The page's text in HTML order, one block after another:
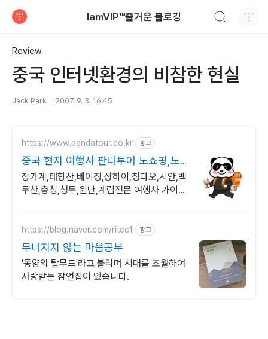
IamVIP™즐거운 블로깅
Review
중국 인터넷환경의 비참한 현실
Jack Park 2007. 9. 3. 16:45
https://www.pandatour.co.kr 광고
중국 현지 여행사 판다투어 노쇼핑,노
옵션,노팁
장가계,태항산,베이징,상하이,칭다오,시안,백
두산,충칭,청두,윈난,계림전문 여행사 가이드
https://blog.naver.com/ritec1 광고
무너지지 않는 마음공부
'동양의 탈무드'라고 불리며 시대를 초월하여
사랑받는 잠언집이 있습니다.